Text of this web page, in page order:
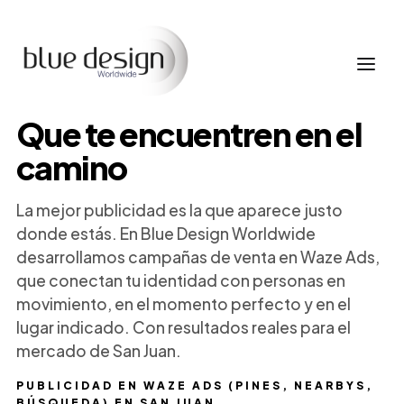
PUBLICIDAD EN WAZE ADS (PINES, NEARBYS,
Que te encuentren en el
camino
La mejor publicidad es la que aparece justo
donde estás. En Blue Design Worldwide
desarrollamos campañas de venta en Waze Ads,
que conectan tu identidad con personas en
movimiento, en el momento perfecto y en el
lugar indicado. Con resultados reales para el
mercado de San Juan.